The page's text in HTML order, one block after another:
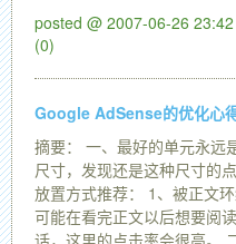
posted @ 2007-06-26
(0)
Google AdSense的优化心
摘要： 一、最好的单元永远
尺寸，发现还是这种尺寸的
放置方式推荐： 1、被正文
可能在看完正文以后想要阅
话，这里的点击率会很高。